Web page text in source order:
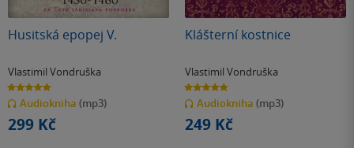
Husitská epopej V.
Vlastimil Vondruška
4.8
z
5
hvězdiček
Audiokniha (mp3)
299 Kč
Klášterní kostnice
Vlastimil Vondruška
4.8
z
5
hvězdiček
Audiokniha (mp3)
249 Kč